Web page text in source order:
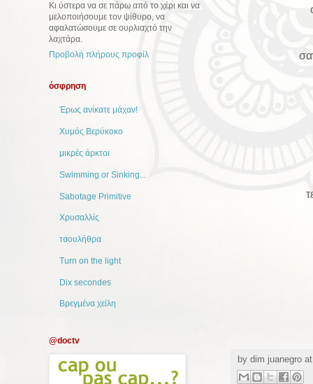
by dim juanegro
Κι ύστερα να σε πάρω από το χέρι και να
μελοποιήσουμε τον ψίθυρο, να
αφαλατώσουμε σε ουρλιαχτό την
λαχτάρα.
Προβολή πλήρους προφίλ
όσφρηση
Έρως ανίκατε μάχαν!
Χυμός Βερύκοκο
μικρές άρκτοι
Swimming or Sinking...
Sabotage Primitive
Χρυσαλλίς
τσουλήθρα
Turn on the light
Dix secondes
Βρεγμένα χείλη
@doctv